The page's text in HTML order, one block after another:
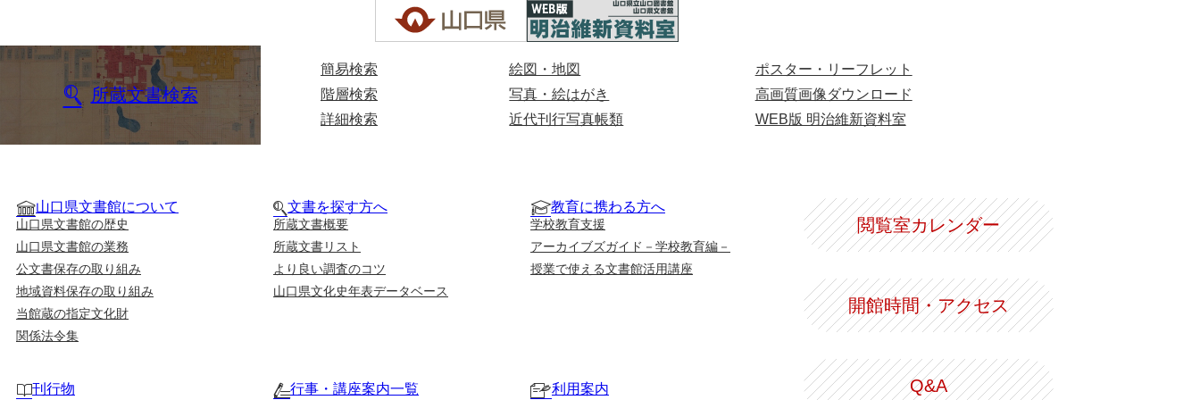
所蔵文書検索
簡易検索
階層検索
詳細検索
絵図・地図
写真・絵はがき
近代刊行写真帳類
ポスター・リーフレット
高画質画像ダウンロード
WEB版 明治維新資料室
山口県文書館について
山口県文書館の歴史
山口県文書館の業務
公文書保存の取り組み
地域資料保存の取り組み
当館蔵の指定文化財
関係法令集
文書を探す方へ
所蔵文書概要
所蔵文書リスト
より良い調査のコツ
山口県文化史年表データベース
教育に携わる方へ
学校教育支援
アーカイブズガイド－学校教育編－
授業で使える文書館活用講座
刊行物 行事・講座案内一覧 利用案内
閲覧室カレンダー
開館時間・アクセス
Q&A